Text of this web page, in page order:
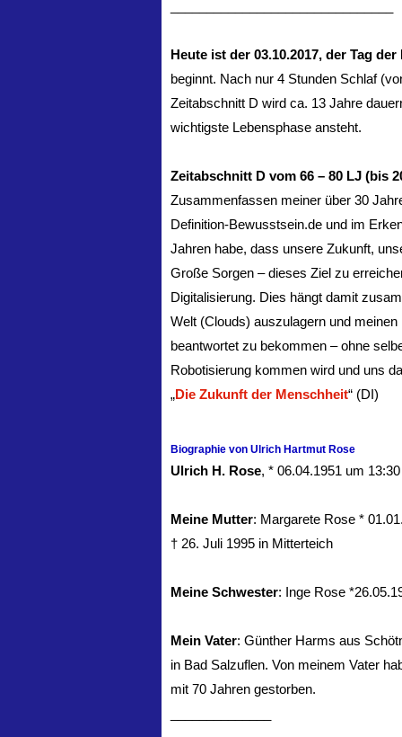
Heute ist der 03.10.2017, der Tag
beginnt. Nach nur 4 Stunden Schlaf
Zeitabschnitt D wird ca. 13 Jahre
wichtigste Lebensphase ansteht.
Zeitabschnitt D vom 66 – 80 LJ (bis
Zusammenfassen meiner über 30
Definition-Bewusstsein.de und im
Jahren habe, dass unsere Zukunft,
Große Sorgen – dieses Ziel zu
Digitalisierung. Dies hängt damit
Welt (Clouds) auszulagern und
beantwortet zu bekommen – ohne
Robotisierung kommen wird und uns
„Die Zukunft der Menschheit“ (DI)
Biographie von Ulrich Hartmut Rose
Ulrich H. Rose, * 06.04.1951 um
Meine Mutter: Margarete Rose *
† 26. Juli 1995 in Mitterteich
Meine Schwester: Inge Rose
Mein Vater: Günther Harms aus
in Bad Salzuflen. Von meinem Vater
mit 70 Jahren gestorben.